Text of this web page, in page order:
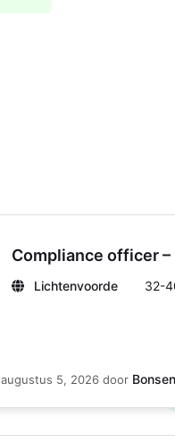
Compliance officer
Lichtenvoorde 32-
augustus 5, 2026 door